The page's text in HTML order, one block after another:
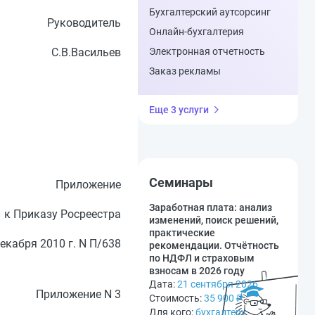
Руководитель
С.В.Васильев
Приложение
к Приказу Росреестра
2010 г. N П/638
Приложение N 3
Бухгалтерский аутсорсинг
Онлайн-бухгалтерия
Электронная отчетность
Заказ рекламы
Еще 3 услуги
Семинары
Заработная плата: анализ
изменений, поиск решений,
практические
рекомендации. Отчётность
по НДФЛ и страховым
взносам в 2026 году
Дата:21 сентября 2026
Стоимость:35 900 ₽
Для кого:бухгалтеру